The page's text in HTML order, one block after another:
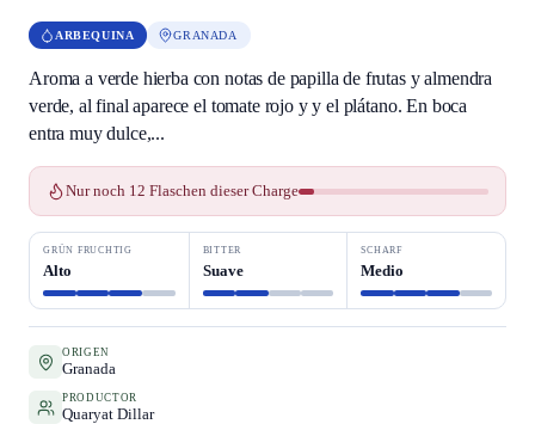
ARBEQUINA GRANADA
Aroma a verde hierba con notas de papilla de frutas y almendra
verde, al final aparece el tomate rojo y y el plátano. En boca
entra muy dulce,...
Nur noch 12 Flaschen dieser Charge
GRÜN FRUCHTIG
Alto
BITTER
Suave
SCHARF
Medio
ORIGEN
Granada
PRODUCTOR
Quaryat Dillar